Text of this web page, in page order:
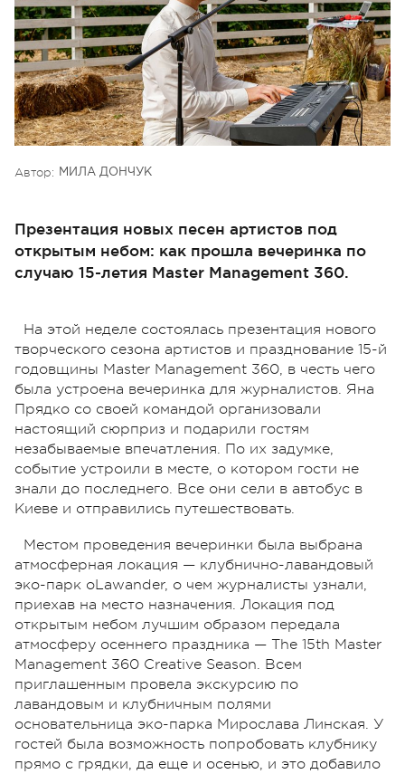
Автор: МИЛА ДОНЧУК
Презентация новых песен артистов под
открытым небом: как прошла вечеринка по
случаю 15-летия Master Management 360.
На этой неделе состоялась презентация нового
творческого сезона артистов и празднование 15-й
годовщины Master Management 360, в честь чего
была устроена вечеринка для журналистов. Яна
Прядко со своей командой организовали
настоящий сюрприз и подарили гостям
незабываемые впечатления. По их задумке,
событие устроили в месте, о котором гости не
знали до последнего. Все они сели в автобус в
Киеве и отправились путешествовать.
Местом проведения вечеринки была выбрана
атмосферная локация — клубнично-лавандовый
эко-парк oLawander, о чем журналисты узнали,
приехав на место назначения. Локация под
открытым небом лучшим образом передала
атмосферу осеннего праздника — The 15th Master
Management 360 Creative Season. Всем
приглашенным провела экскурсию по
лавандовым и клубничным полями
основательница эко-парка Мирослава Линская. У
гостей была возможность попробовать клубнику
прямо с грядки, да еще и осенью, и это добавило